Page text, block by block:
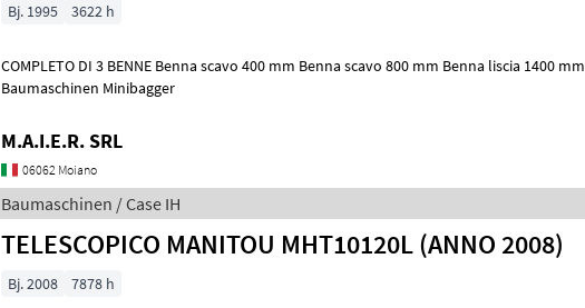
Bj. 1995 3622 h
COMPLETO DI 3 BENNE Benna scavo 400 mm Benna scavo 800 mm Benna liscia 1400 mm
Baumaschinen Minibagger
M.A.I.E.R. SRL
06062 Moiano
Baumaschinen / Case IH
TELESCOPICO MANITOU MHT10120L (ANNO 2008)
Bj. 2008 7878 h